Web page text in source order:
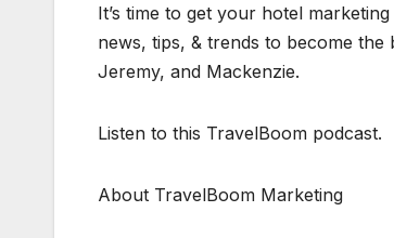
It’s time to get your hotel
news, tips, & trends to become the
Jeremy, and Mackenzie.
Listen to this TravelBoom podcast.
About TravelBoom Marketing